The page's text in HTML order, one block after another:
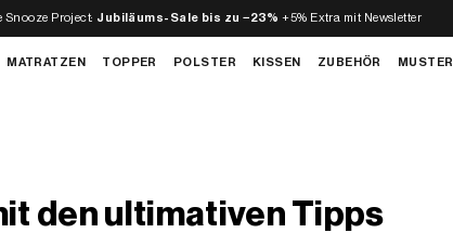
Snooze Project: Jubiläums-Sale bis zu −23% +5% Extra mit Newsletter
MATRATZEN TOPPER POLSTER KISSEN ZUBEHÖR MUSTER
den ultimativen Tipps